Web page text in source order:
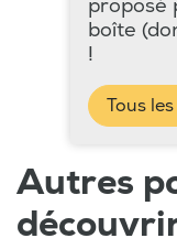
proposé
boîte
!
Tous
Autres